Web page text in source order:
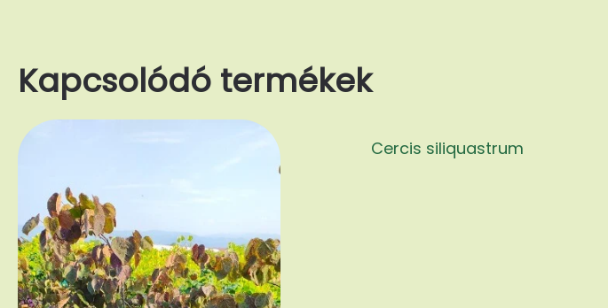
Kapcsolódó termékek
Cercis siliquastrum